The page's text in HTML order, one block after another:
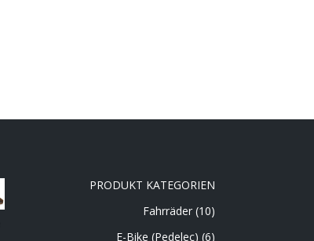
PRODUKT KATEGORIEN
Fahrräder (10)
E-Bike (Pedelec) (6)